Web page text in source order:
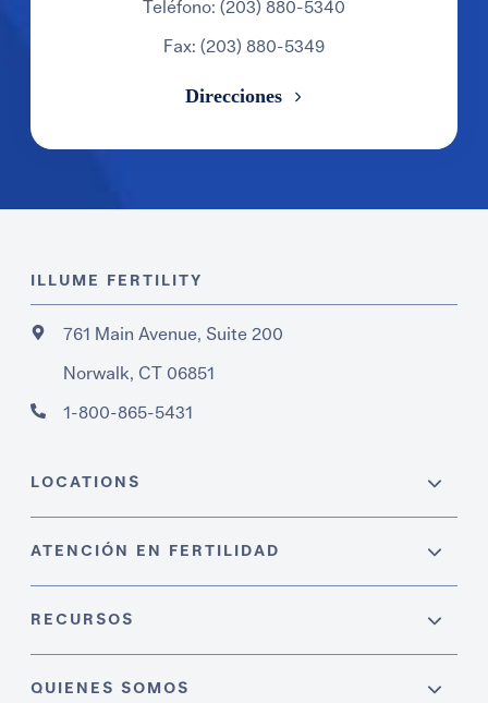
Teléfono: (203) 880-5340
Fax: (203) 880-5349
Direcciones
ILLUME FERTILITY
761 Main Avenue, Suite 200
Norwalk, CT 06851
1-800-865-5431
LOCATIONS
ATENCIÓN EN FERTILIDAD
RECURSOS
QUIENES SOMOS